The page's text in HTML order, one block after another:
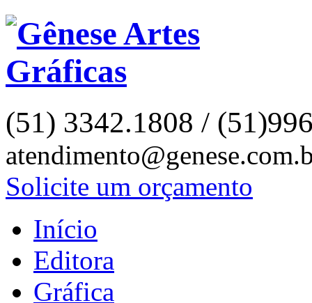
(51) 3342.1808 /
Solicite um orçamento
Início
Editora
Gráfica